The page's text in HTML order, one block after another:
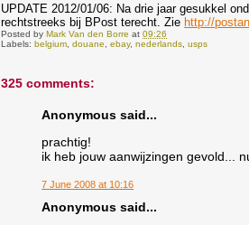
UPDATE 2012/01/06: Na drie jaar gesukkel
rechtstreeks bij BPost terecht. Zie http://
Posted byMark Van den Borre at09:26
Labels:belgium ,douane ,ebay,nederlands ,usps
325 comments:
Anonymous said...
prachtig!
ik heb jouw aanwijzingen gevold...
7 June 2008 at 10:16
Anonymous said...